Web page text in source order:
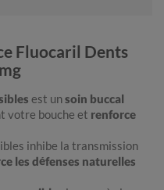
Fluocaril Dents
est unsoin buccal
votre bouche et renforce
inhibe la transmission
les défenses naturelles